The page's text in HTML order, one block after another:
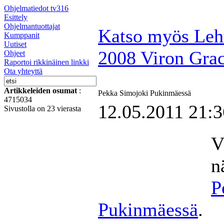
Ohjelmatiedot tv316
Esittely
Ohjelmantuottajat
Kumppanit
Uutiset
Ohjeet
Raportoi rikkinäinen linkki
Ota yhteyttä
Artikkeleiden osumat :
4715034
Sivustolla on 23 vierasta
Katso myös
2008 Viron
Pekka Simojoki Pukinmäessä
12.05.2011
Pukinmäessä.